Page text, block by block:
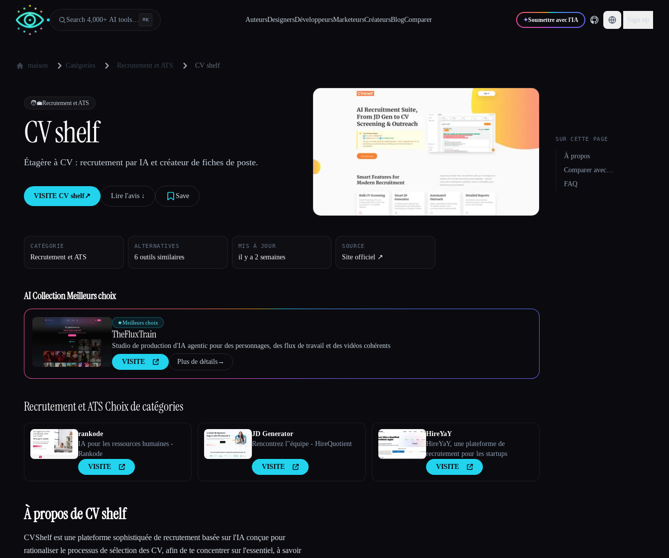
Search 4,000+ AI tools… ⌘K AuteursDesignersDéveloppeursMarketeursCréateursBlogComparer ✦Soumettre avec l'IA Sign up
maison Catégories Recrutement et ATS CV shelf
🧑‍💼Recrutement et ATS
CV shelf
Étagère à CV : recrutement par IA et créateur de fiches de poste.
VISITE CV shelf↗︎ Lire l'avis ↓︎ Save
CATÉGORIE
Recrutement et ATS
ALTERNATIVES
6 outils similaires
MIS À JOUR
il y a 2 semaines
SOURCE
Site officiel ↗︎
AI Collection Meilleurs choix
★Meilleurs choix
TheFluxTrain
Studio de production d'IA agentic pour des personnages, des flux de travail et des vidéos cohérents
VISITE Plus de détails→
Recrutement et ATSChoix de catégories
rankode
IA pour les ressources humaines -
Rankode
VISITE
JD Generator
Rencontrez l''équipe - HireQuotient
VISITE
HireYaY
HireYaY, une plateforme de
recrutement pour les startups
VISITE
À propos de CV shelf
CVShelf est une plateforme sophistiquée de recrutement basée sur l'IA conçue pour
rationaliser le processus de sélection des CV, afin de te concentrer sur l'essentiel, à savoir
SUR CETTE PAGE
À propos
Comparer avec…
FAQ